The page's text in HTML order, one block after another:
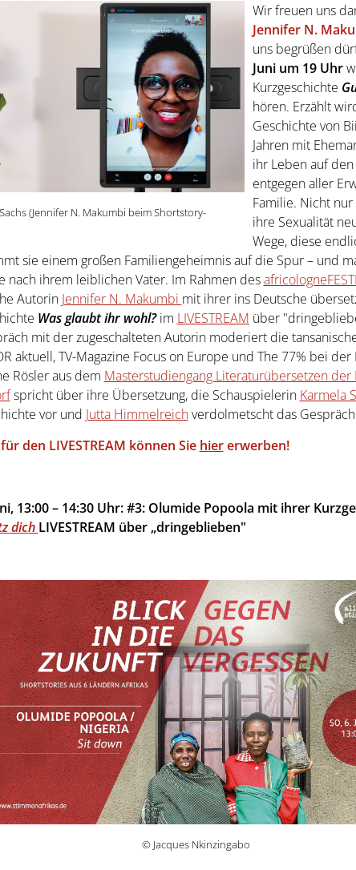
(Jennifer N. Makumbi beim Shortstory-
Wir freuen uns
Jennifer N.
uns begrüßen
Juni um 19 Uhr
Kurzgeschichte
hören. Erzählt
Geschichte von
Jahren mit
ihr Leben auf
entgegen aller
Familie. Nicht
ihre Sexualität
Wege, diese
sie einem großen Familiengeheimnis auf die Spur – und
nach ihrem leiblichen Vater. Im Rahmen des
Autorin Jennifer N. Makumbi mit ihrer ins Deutsche
Was glaubt ihr wohl?im LIVESTREAM über
mit der zugeschalteten Autorin moderiert die
aktuell, TV-Magazine Focus on Europe und The 77% bei der
Rösler aus dem Masterstudiengang Literaturübersetzen der
spricht über ihre Übersetzung, die Schauspielerin Karmela
vor und Jutta Himmelreichverdolmetscht das
für den LIVESTREAM können Sie hiererwerben!
13:00 – 14:30 Uhr: #3: Olumide Popoola mit ihrer
dich LIVESTREAM über „dringeblieben"
© Jacques Nkinzingabo